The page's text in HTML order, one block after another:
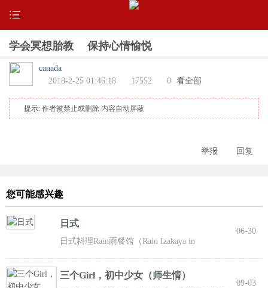
学会冥想胎教 保持心情愉悦
canada
2018-2-25 01:46:18
17552 0 看全部
提示: 作者被禁止或删除 内容自动屏蔽
回复
举报
您可能感兴趣
日式
日式料理Rain雨餐馆（Rain Izakaya in
NorthYork），位于33 Sheppard Ave East。Rain
06-30
三个Girl，初中少女（师生情）
09-03